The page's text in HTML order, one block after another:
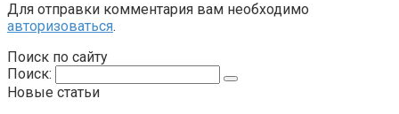
Для отправки комментария вам необходимо
авторизоваться.
Поиск по сайту
Поиск:
Новые статьи